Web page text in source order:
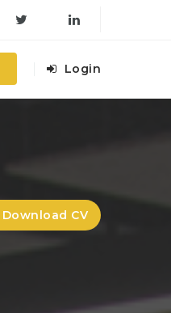
Login
Download CV